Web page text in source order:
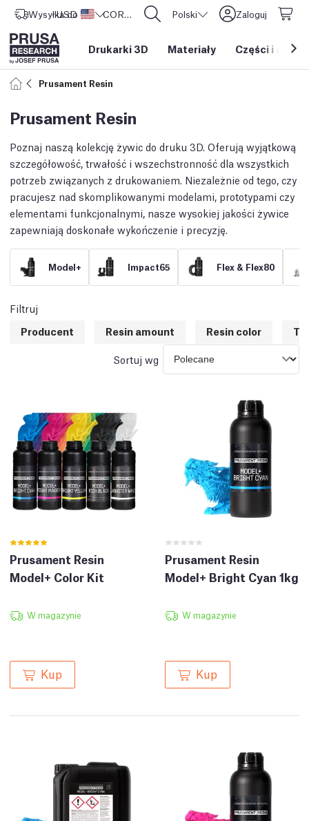
Wysyłka do Stany Zjednoczone
USD ($) CORE One L: Już w sprzedaży! Polski Zaloguj
Drukarki 3D Materiały Części i
Prusament Resin
Prusament Resin
Poznaj naszą kolekcję żywic do druku 3D. Oferują wyjątkową
szczegółowość, trwałość i wszechstronność dla wszystkich
potrzeb związanych z drukowaniem. Niezależnie od tego, czy
pracujesz nad skomplikowanymi modelami, prototypami czy
elementami funkcjonalnymi, nasze wysokiej jakości żywice
zapewniają doskonałe wykończenie i precyzję.
Model+ Impact65 Flex & Flex80
Filtruj
Producent
Resin amount Resin color
Sortuj wg
Prusament Resin
Model+ Color Kit
W magazynie
Kup
Prusament Resin
Model+ Bright Cyan 1kg
W magazynie
Kup